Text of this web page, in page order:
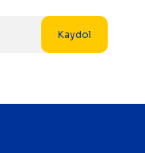
Kaydol